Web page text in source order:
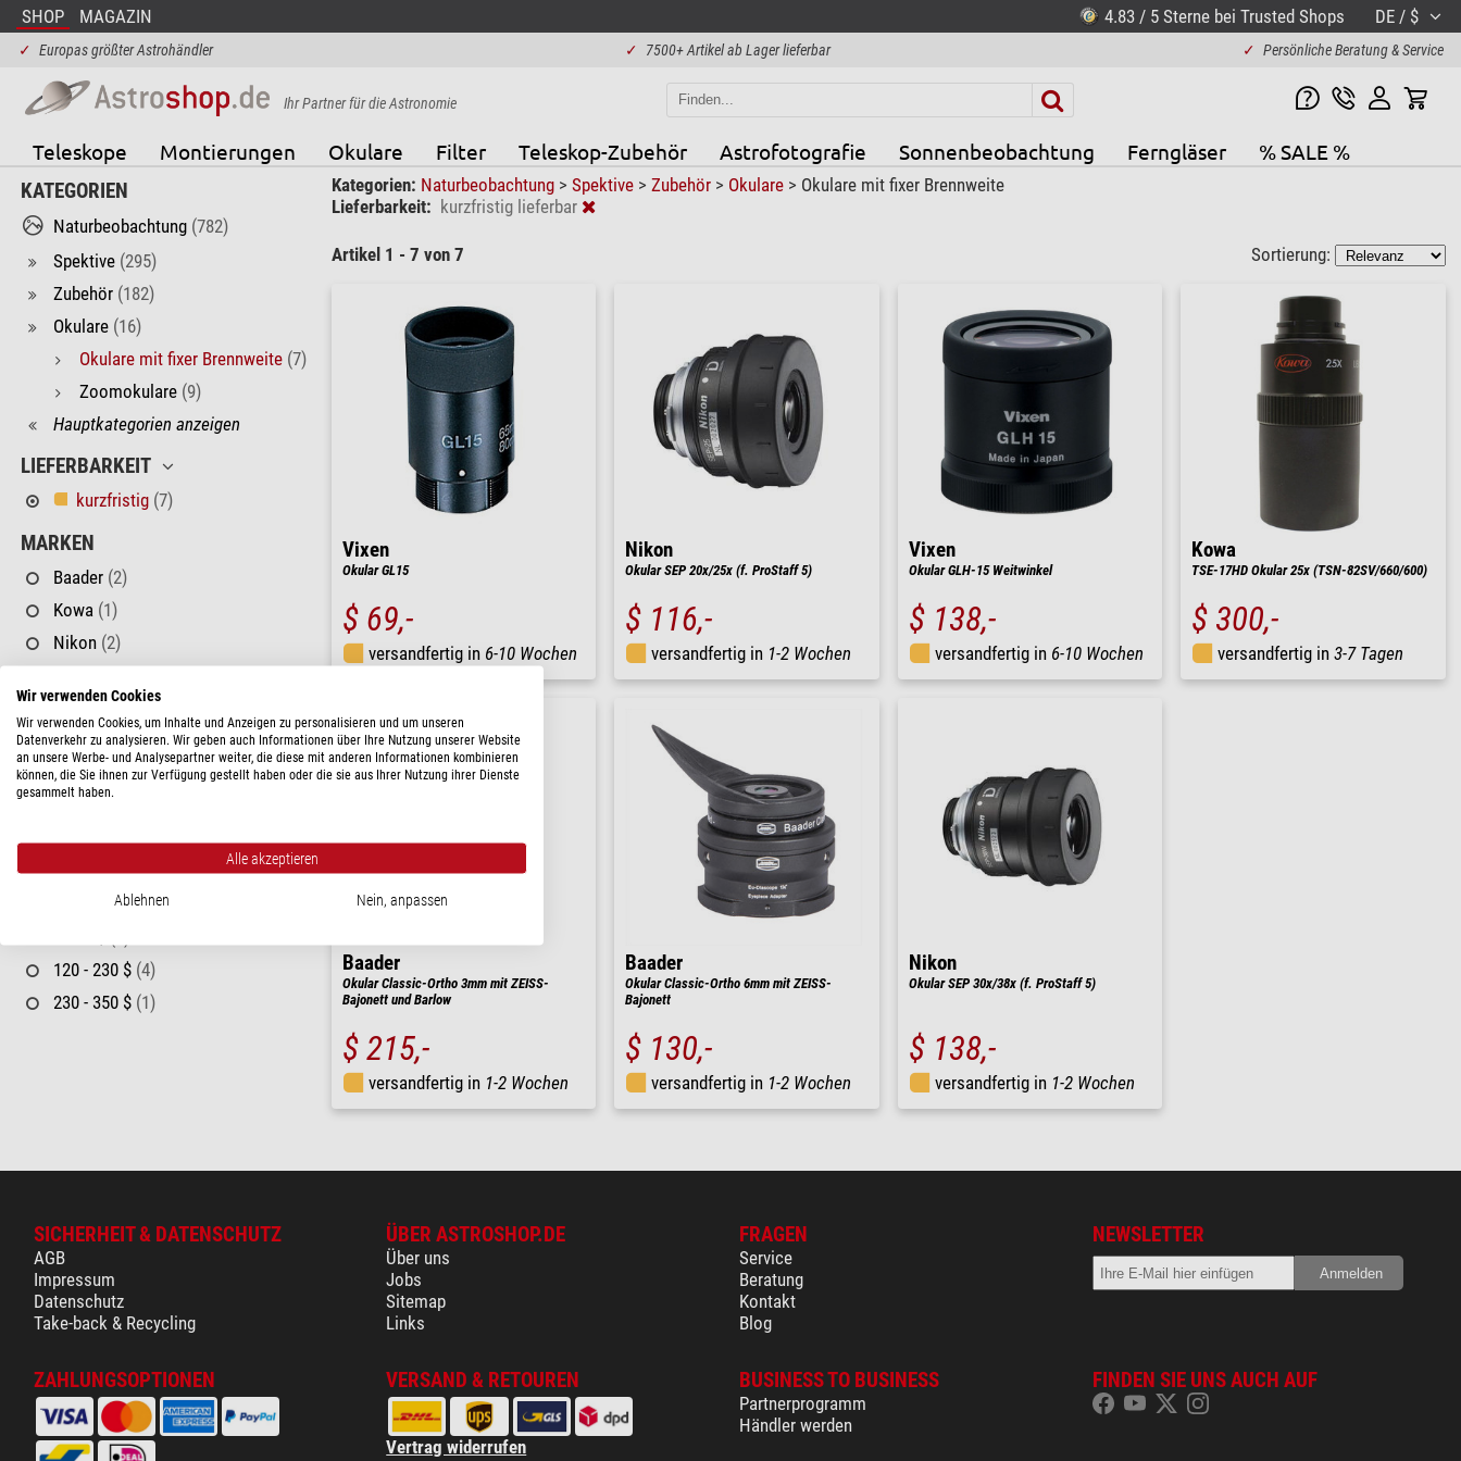
SHOP MAGAZIN 4.83 / 5 Sterne bei Trusted Shops DE / $
✓ Europas größter Astrohändler ✓ 7500+ Artikel ab Lager lieferbar ✓ Persönliche Beratung & Service
Ihr Partner für die Astronomie
Teleskope Montierungen Okulare Filter Teleskop-Zubehör Astrofotografie Sonnenbeobachtung Ferngläser % SALE %
KATEGORIEN
Naturbeobachtung (782)
Spektive (295)
Zubehör (182)
Okulare (16)
Okulare mit fixer Brennweite (7)
Zoomokulare (9)
Hauptkategorien anzeigen
LIEFERBARKEIT
kurzfristig (7)
MARKEN
Baader (2)
Kowa (1)
Nikon (2)
GEWICHT
< 300 g(2)
BESONDERHEITEN
120 - 230 $ (4)
230 - 350 $ (1)
Kategorien: Naturbeobachtung > Spektive > Zubehör > Okulare > Okulare mit fixer Brennweite
Lieferbarkeit: kurzfristig lieferbar
Artikel 1 - 7 von 7 Sortierung:
Vixen
Okular GL15
$ 69,-
versandfertig in 6-10 Wochen
Nikon
Okular SEP 20x/25x (f. ProStaff 5)
$ 116,-
versandfertig in 1-2 Wochen
Vixen
Okular GLH-15 Weitwinkel
$ 138,-
versandfertig in 6-10 Wochen
Kowa
TSE-17HD Okular 25x (TSN-82SV/660/600)
$ 300,-
versandfertig in 3-7 Tagen
Baader
Okular Classic-Ortho 3mm mit ZEISS-
Bajonett und Barlow
$ 215,-
versandfertig in 1-2 Wochen
Baader
Okular Classic-Ortho 6mm mit ZEISS-
Bajonett
$ 130,-
versandfertig in 1-2 Wochen
Nikon
Okular SEP 30x/38x (f. ProStaff 5)
$ 138,-
versandfertig in 1-2 Wochen
SICHERHEIT & DATENSCHUTZ
AGB
Impressum
Datenschutz
Take-back & Recycling
ÜBER ASTROSHOP.DE
Über uns
Jobs
Sitemap
Links
FRAGEN
Service
Beratung
Kontakt
Blog
NEWSLETTER
ZAHLUNGSOPTIONEN VERSAND & RETOUREN
Vertrag widerrufen
BUSINESS TO BUSINESS
Partnerprogramm
Händler werden
FINDEN SIE UNS AUCH AUF
Wir verwenden Cookies
Wir verwenden Cookies, um Inhalte und Anzeigen zu personalisieren und um unseren
Datenverkehr zu analysieren. Wir geben auch Informationen über Ihre Nutzung unserer Website
an unsere Werbe- und Analysepartner weiter, die diese mit anderen Informationen kombinieren
können, die Sie ihnen zur Verfügung gestellt haben oder die sie aus Ihrer Nutzung ihrer Dienste
gesammelt haben.
Alle akzeptieren
Ablehnen Nein, anpassen